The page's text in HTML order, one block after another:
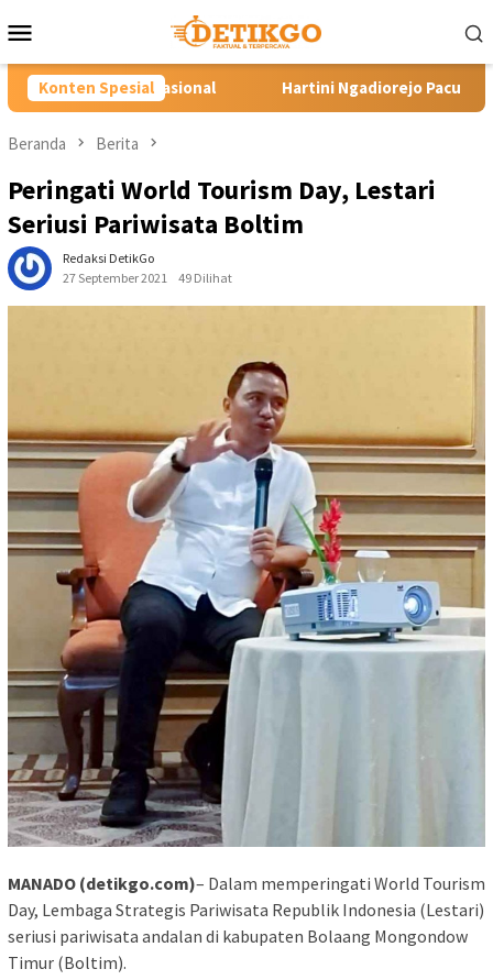
ke
Mobile
Konten Spesial
Hartini Ngadiorejo Pacu Transformasi SMKN 1
Beranda Berita
Peringati World Tourism Day, Lestari
Seriusi Pariwisata Boltim
Redaksi DetikGo
27 September 2021
49 Dilihat
MANADO (detikgo.com)– Dalam memperingati World Tourism
Day, Lembaga Strategis Pariwisata Republik Indonesia (Lestari)
seriusi pariwisata andalan di kabupaten Bolaang Mongondow
Timur (Boltim).